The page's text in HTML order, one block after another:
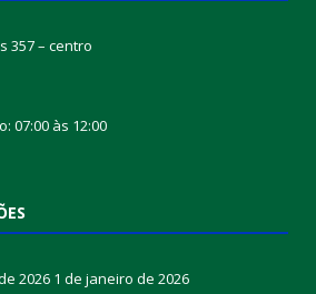
357 – centro
07:00 às 12:00
2026 1 de janeiro de 2026